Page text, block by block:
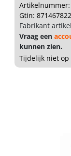
Artikelnummer:
Gtin:
Fabrikant
Vraag een
kunnen zien.
Tijdelijk niet op